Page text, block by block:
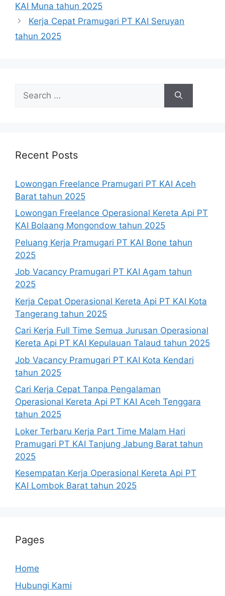
KAI Muna tahun 2025
Kerja Cepat Pramugari PT KAI Seruyan
tahun 2025
for:
Recent Posts
Lowongan Freelance Pramugari PT KAI Aceh
Barat tahun 2025
Lowongan Freelance Operasional Kereta Api PT
KAI Bolaang Mongondow tahun 2025
Peluang Kerja Pramugari PT KAI Bone tahun
2025
Job Vacancy Pramugari PT KAI Agam tahun
2025
Kerja Cepat Operasional Kereta Api PT KAI Kota
Tangerang tahun 2025
Cari Kerja Full Time Semua Jurusan Operasional
Kereta Api PT KAI Kepulauan Talaud tahun 2025
Job Vacancy Pramugari PT KAI Kota Kendari
tahun 2025
Cari Kerja Cepat Tanpa Pengalaman
Operasional Kereta Api PT KAI Aceh Tenggara
tahun 2025
Loker Terbaru Kerja Part Time Malam Hari
Pramugari PT KAI Tanjung Jabung Barat tahun
2025
Kesempatan Kerja Operasional Kereta Api PT
KAI Lombok Barat tahun 2025
Pages
Home
Hubungi Kami